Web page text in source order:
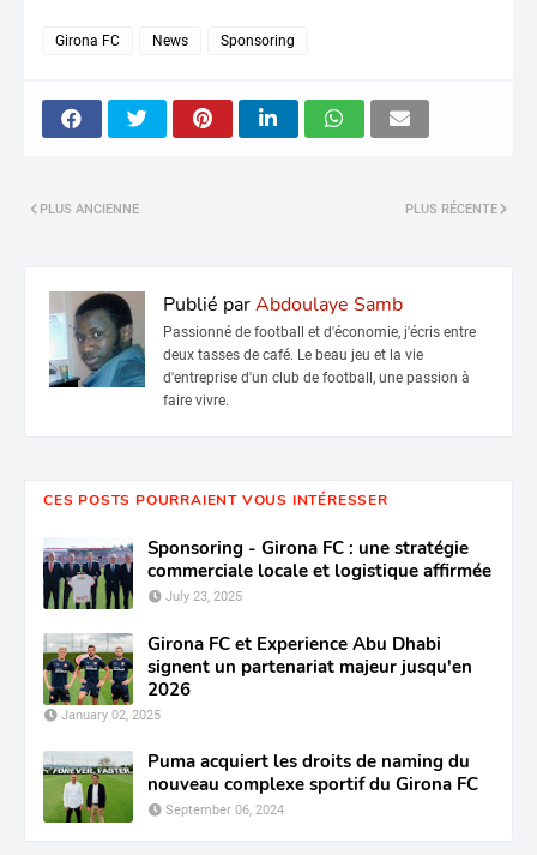
Girona FC News Sponsoring
PLUS RÉCENTE
PLUS ANCIENNE
Publié parAbdoulaye Samb
Passionné de football et d'économie, j'écris entre
deux tasses de café. Le beau jeu et la vie
d'entreprise d'un club de football, une passion à
faire vivre.
CES POSTS POURRAIENT VOUS INTÉRESSER
Sponsoring - Girona FC : une stratégie
commerciale locale et logistique affirmée
July 23, 2025
Girona FC et Experience Abu Dhabi
signent un partenariat majeur jusqu'en
2026
January 02, 2025
Puma acquiert les droits de naming du
nouveau complexe sportif du Girona FC
September 06, 2024